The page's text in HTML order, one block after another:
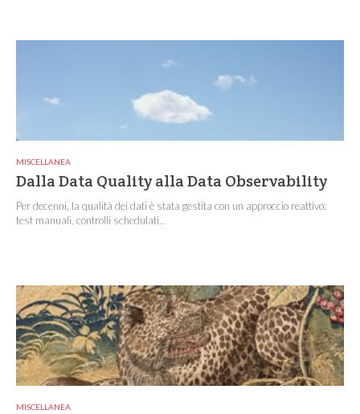
MISCELLANEA
Dalla Data Quality alla Data Observability
Per decenni, la qualità dei dati è stata gestita con un approccio reattivo:
test manuali, controlli schedulati...
MISCELLANEA